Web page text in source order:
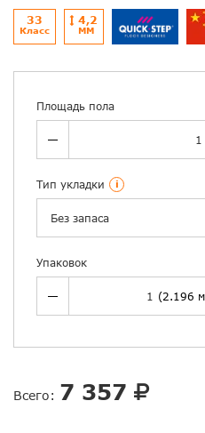
33
Класс
4,2
ММ
Площадь пола
Тип укладки i
Без запаса
Упаковок
Всего: 7 357